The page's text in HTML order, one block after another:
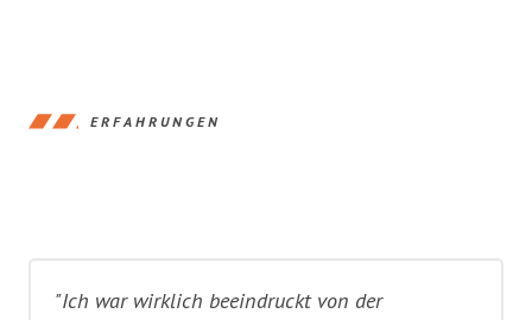
ERFAHRUNGEN
"Ich war wirklich beeindruckt von der